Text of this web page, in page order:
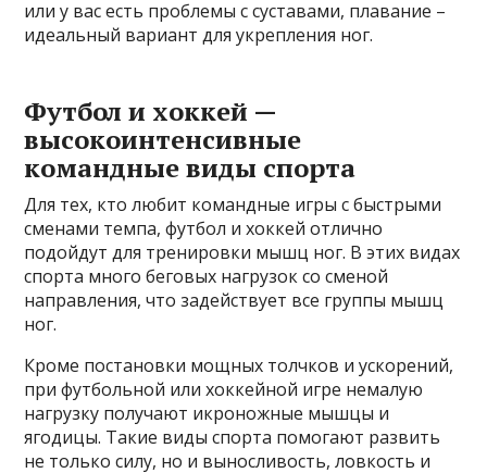
или у вас есть проблемы с суставами, плавание –
идеальный вариант для укрепления ног.
Футбол и хоккей —
высокоинтенсивные
командные виды спорта
Для тех, кто любит командные игры с быстрыми
сменами темпа, футбол и хоккей отлично
подойдут для тренировки мышц ног. В этих видах
спорта много беговых нагрузок со сменой
направления, что задействует все группы мышц
ног.
Кроме постановки мощных толчков и ускорений,
при футбольной или хоккейной игре немалую
нагрузку получают икроножные мышцы и
ягодицы. Такие виды спорта помогают развить
не только силу, но и выносливость, ловкость и